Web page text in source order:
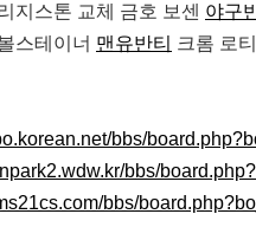
지스톤 교체 금호 보센 야구
스테이너 맨유반티 크롬 로
bbs/
bbs/
bbs/